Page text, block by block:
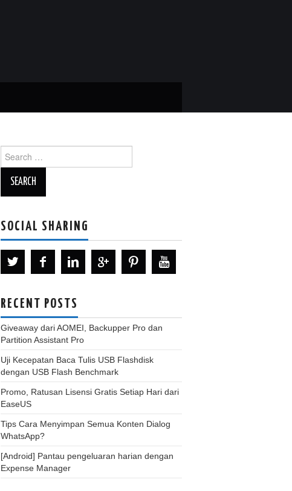
for:
SOCIAL SHARING
RECENT POSTS
Giveaway dari AOMEI, Backupper Pro dan
Partition Assistant Pro
Uji Kecepatan Baca Tulis USB Flashdisk
dengan USB Flash Benchmark
Promo, Ratusan Lisensi Gratis Setiap Hari dari
EaseUS
Tips Cara Menyimpan Semua Konten Dialog
WhatsApp?
[Android] Pantau pengeluaran harian dengan
Expense Manager